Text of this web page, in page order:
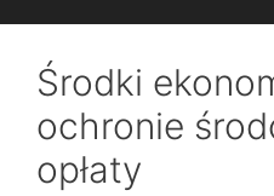
Środki
ochronie
opłaty